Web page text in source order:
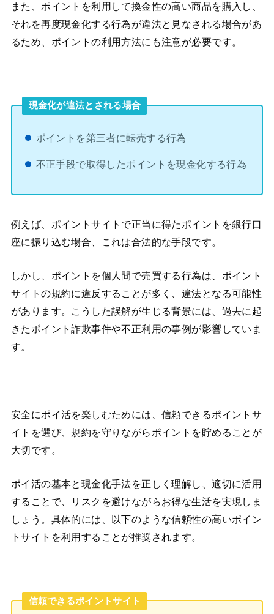
また、ポイントを利用して換金性の高い商品を購入し、
それを再度現金化する行為が違法と見なされる場合があ
るため、ポイントの利用方法にも注意が必要です。
現金化が違法とされる場合
ポイントを第三者に転売する行為
不正手段で取得したポイントを現金化する行為
例えば、ポイントサイトで正当に得たポイントを銀行口
座に振り込む場合、これは合法的な手段です。
しかし、ポイントを個人間で売買する行為は、ポイント
サイトの規約に違反することが多く、違法となる可能性
があります。こうした誤解が生じる背景には、過去に起
きたポイント詐欺事件や不正利用の事例が影響していま
す。
安全にポイ活を楽しむためには、信頼できるポイントサ
イトを選び、規約を守りながらポイントを貯めることが
大切です。
ポイ活の基本と現金化手法を正しく理解し、適切に活用
することで、リスクを避けながらお得な生活を実現しま
しょう。具体的には、以下のような信頼性の高いポイン
トサイトを利用することが推奨されます。
信頼できるポイントサイト